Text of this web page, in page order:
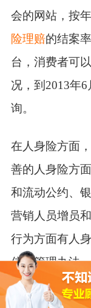
会的网站，按
险理赔的结案
台，消费者可
况，到2013年
询。
在人身险方面
善的人身险方
和流动公约、
营销人员增员
行为方面有人
信息管理办法。
以下是方萍的